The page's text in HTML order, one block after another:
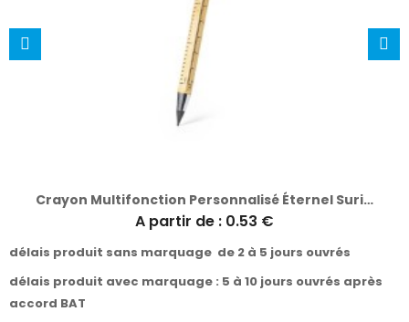
Crayon Multifonction Personnalisé Éternel Suriak
A partir de : 0.53 €
délais produit sans marquage de 2 à 5 jours ouvrés
délais produit avec marquage : 5 à 10 jours ouvrés après
accord BAT